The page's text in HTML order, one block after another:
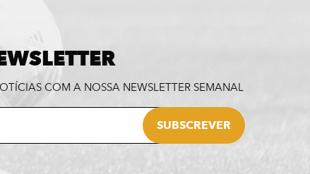
COM A NOSSA NEWSLETTER SEMANAL